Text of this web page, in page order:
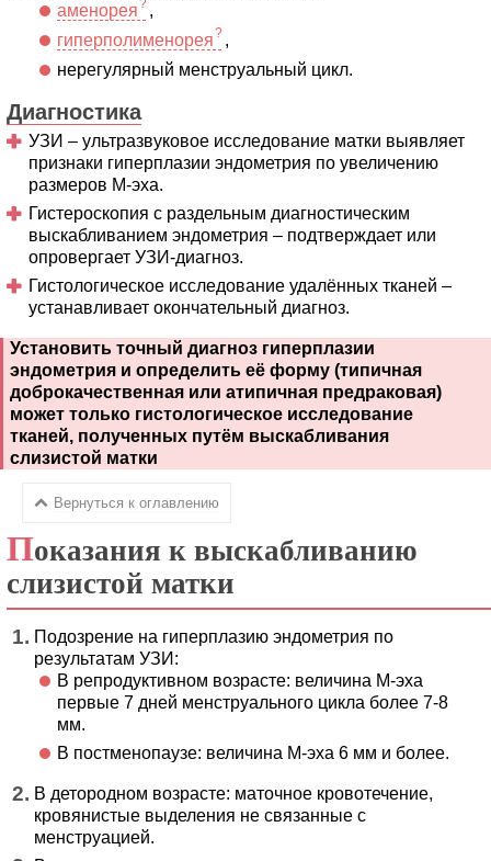
аменорея
,
гиперполименорея
,
нерегулярный менструальный цикл.
Диагностика
УЗИ – ультразвуковое исследование матки выявляет
признаки гиперплазии эндометрия по увеличению
размеров М-эха.
Гистероскопия с раздельным диагностическим
выскабливанием эндометрия – подтверждает или
опровергает УЗИ-диагноз.
Гистологическое исследование удалённых тканей –
устанавливает окончательный диагноз.
Установить точный диагноз гиперплазии
эндометрия и определить её форму (типичная
доброкачественная или атипичная предраковая)
может только гистологическое исследование
тканей, полученных путём выскабливания
слизистой матки
Вернуться к оглавлению
Показания к выскабливанию
слизистой матки
Подозрение на гиперплазию эндометрия по
результатам УЗИ:
В репродуктивном возрасте: величина М-эха
первые 7 дней менструального цикла более 7-8
мм.
В постменопаузе: величина М-эха 6 мм и более.
В детородном возрасте: маточное кровотечение,
кровянистые выделения не связанные с
менструацией.